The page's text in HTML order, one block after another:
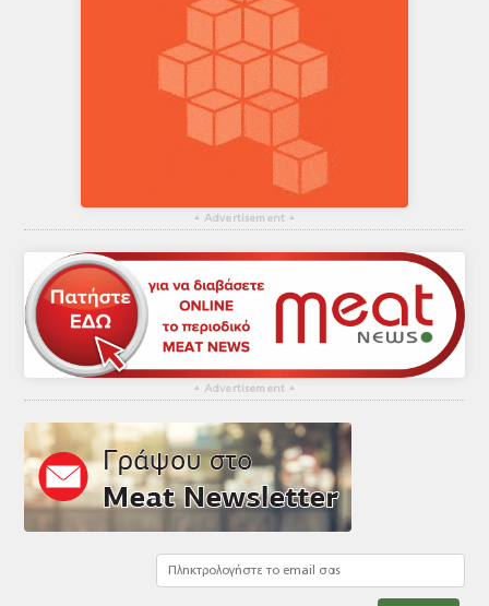
▴ Advertisement ▴
▴ Advertisement ▴